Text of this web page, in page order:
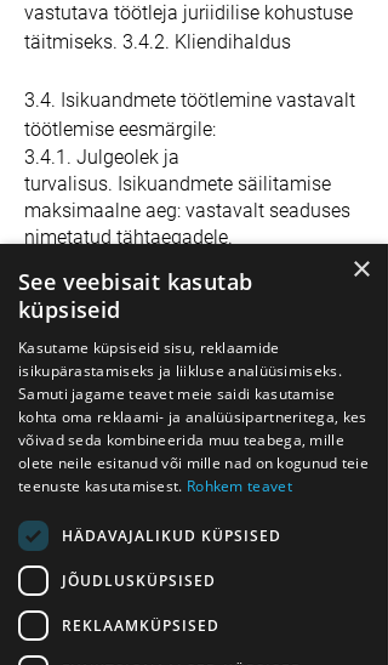
vastutava töötleja juriidilise kohustuse
täitmiseks. 3.4.2. Kliendihaldus
3.4. Isikuandmete töötlemine vastavalt
töötlemise eesmärgile:
3.4.1. Julgeolek ja
turvalisus. Isikuandmete säilitamise
maksimaalne aeg: vastavalt seaduses
nimetatud tähtaegadele.
säilitamise maksimaalne aeg: 2 aastat.
3.4.3. Finantstegevus,
raamatupidamine. Isikuandmete
säilitamise maksimaalne aeg: vastavalt
seaduses nimetatud tähtaegadele.
3.4.4. Turundus. Isikuandmete
säilitamise maksimaalne aeg: 2 aastat.
3.5. Andmetöötlejal on õigus klientide
isikutega, kelleks on näiteks volitatud
andmetöötlejad ja raamatupidajad.
3.7. Andmetöötleja säilitab
andmesubjektide andmeid sõltuvalt
töötlemise eesmärgist, kuid mitte
×
See veebisait kasutab
küpsiseid
Kasutame küpsiseid sisu, reklaamide
isikupärastamiseks ja liikluse analüüsimiseks.
Samuti jagame teavet meie saidi kasutamise
kohta oma reklaami- ja analüüsipartneritega, kes
võivad seda kombineerida muu teabega, mille
olete neile esitanud või mille nad on kogunud teie
teenuste kasutamisest. Rohkem teavet
HÄDAVAJALIKUD KÜPSISED
JÕUDLUSKÜPSISED
REKLAAMKÜPSISED